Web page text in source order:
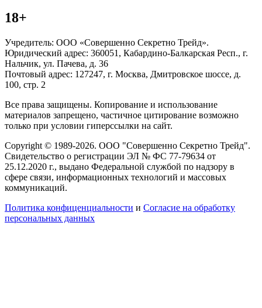
18+
Учредитель: ООО «Совершенно Секретно Трейд».
Юридический адрес: 360051, Кабардино-Балкарская Респ., г.
Нальчик, ул. Пачева, д. 36
Почтовый адрес: 127247, г. Москва, Дмитровское шоссе, д.
100, стр. 2
Все права защищены. Копирование и использование
материалов запрещено, частичное цитирование возможно
только при условии гиперссылки на сайт.
Copyright © 1989-2026. ООО "Совершенно Секретно Трейд".
Свидетельство о регистрации ЭЛ № ФС 77-79634 от
25.12.2020 г., выдано Федеральной службой по надзору в
сфере связи, информационных технологий и массовых
коммуникаций.
Политика конфиценциальности и Согласие на обработку
персональных данных